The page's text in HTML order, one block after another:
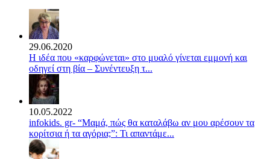
29.06.2020
Η ιδέα που «καρφώνεται» στο μυαλό γίνεται εμμονή και
οδηγεί στη βία – Συνέντευξη τ...
10.05.2022
infokids. gr- “Μαμά, πώς θα καταλάβω αν μου αρέσουν τα
κορίτσια ή τα αγόρια;”: Τι απαντάμε...